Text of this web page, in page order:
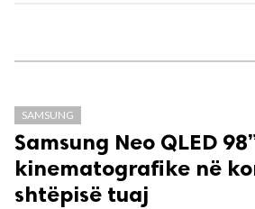
SAMSUNG
Samsung Neo QLED
kinematografike në
shtëpisë tuaj